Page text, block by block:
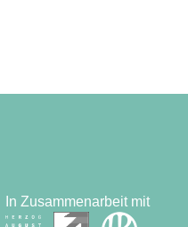
In Zusammenarbeit mit